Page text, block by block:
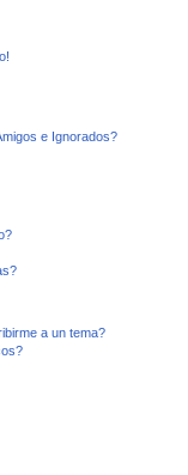
e Ignorados?
a un tema?